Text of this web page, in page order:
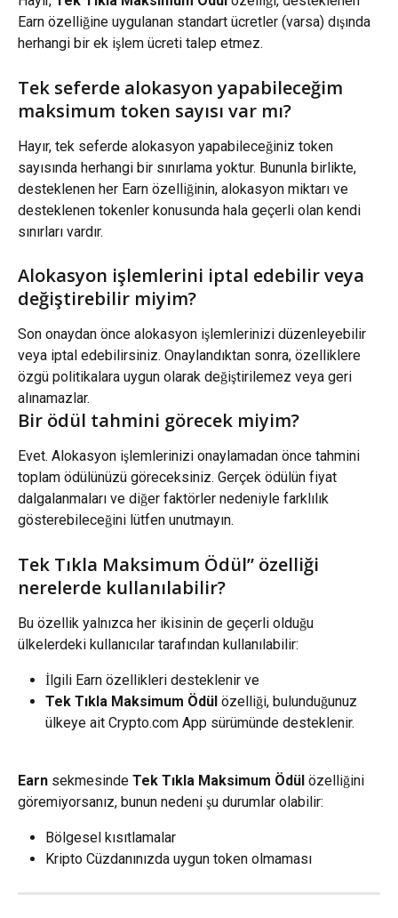
Earn özelliğine uygulanan standart ücretler (varsa) dışında
herhangi bir ek işlem ücreti talep etmez.
Tek seferde alokasyon yapabileceğim
maksimum token sayısı var mı?
Hayır, tek seferde alokasyon yapabileceğiniz token
sayısında herhangi bir sınırlama yoktur. Bununla birlikte,
desteklenen her Earn özelliğinin, alokasyon miktarı ve
desteklenen tokenler konusunda hala geçerli olan kendi
sınırları vardır.
Alokasyon işlemlerini iptal edebilir veya
değiştirebilir miyim?
Son onaydan önce alokasyon işlemlerinizi düzenleyebilir
veya iptal edebilirsiniz. Onaylandıktan sonra, özelliklere
özgü politikalara uygun olarak değiştirilemez veya geri
alınamazlar.
Bir ödül tahmini görecek miyim?
Evet. Alokasyon işlemlerinizi onaylamadan önce tahmini
toplam ödülünüzü göreceksiniz. Gerçek ödülün fiyat
dalgalanmaları ve diğer faktörler nedeniyle farklılık
gösterebileceğini lütfen unutmayın.
Tek Tıkla Maksimum Ödül” özelliği
nerelerde kullanılabilir?
Bu özellik yalnızca her ikisinin de geçerli olduğu
ülkelerdeki kullanıcılar tarafından kullanılabilir:
İlgili Earn özellikleri desteklenir ve
Tek Tıkla Maksimum Ödül özelliği, bulunduğunuz
ülkeye ait Crypto.com App sürümünde desteklenir.
Earn sekmesinde Tek Tıkla Maksimum Ödül özelliğini
göremiyorsanız, bunun nedeni şu durumlar olabilir:
Bölgesel kısıtlamalar
Kripto Cüzdanınızda uygun token olmaması